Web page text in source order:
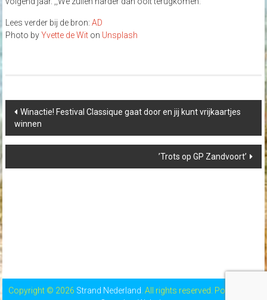
Lees verder bij de bron: AD
Photo byYvette de Witon Unsplash
navigation
Winactie! Festival Classique gaat door en jij kunt vrijkaartjes
winnen
’Trots op GP Zandvoort’
Copyright © 2026 Strand Nederland . All rights reserved. Powered by